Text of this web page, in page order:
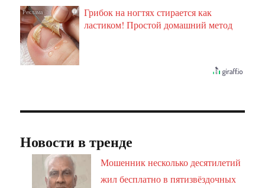
i
Грибок на ногтях стирается как
ластиком! Простой домашний метод
Новости в тренде
Мошенник несколько десятилетий
жил бесплатно в пятизвёздочных